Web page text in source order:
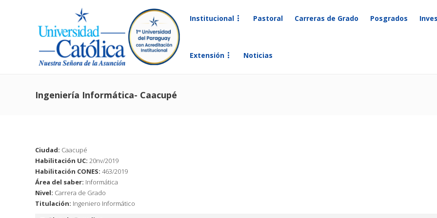
Institucional Pastoral Carreras de Grado Posgrados
Extensión Noticias
Ingeniería Informática- Caacupé
Ciudad: Caacupé
Habilitación UC: 20nv/2019
Habilitación CONES: 463/2019
Área del saber: Informática
Nivel: Carrera de Grado
Titulación: Ingeniero Informático